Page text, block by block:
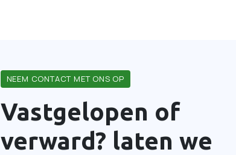
NEEM CONTACT MET ONS OP
Vastgelopen of
verward? laten we